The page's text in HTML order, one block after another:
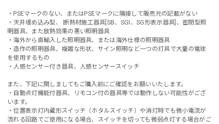
・PSEマークのない、またはPSEマークに隣接して販売元の記載がない
・天井埋め込み型、 断熱材施工器具[SB、SGI、SG形表示器具]、密閉型照
明器具、また放熱効果の悪い照明器具
・海外から直輸入した照明器具、または海外仕様の照明器具
・造作の照明器具、複雑な形状、サイン照明など一つの灯具で大量の電球
を使用するもの
・人感センサー付き器具、人感センサースイッチ
また、下記に関しましてもご購入前にご確認をお願いいたします。
・自動点灯機能付器具、リモコン付の器具等では動作しない可能性がござ
います。
・位置表示灯内蔵形スイッチ（ホタルスイッチ）や消灯時でも微小電流が
流れる回路でご使用になる場合、スイッチを切っても微弱点灯する場合がご